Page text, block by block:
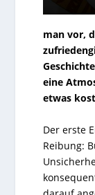
man vor,
eine
etwas
Der erste
Reibung: